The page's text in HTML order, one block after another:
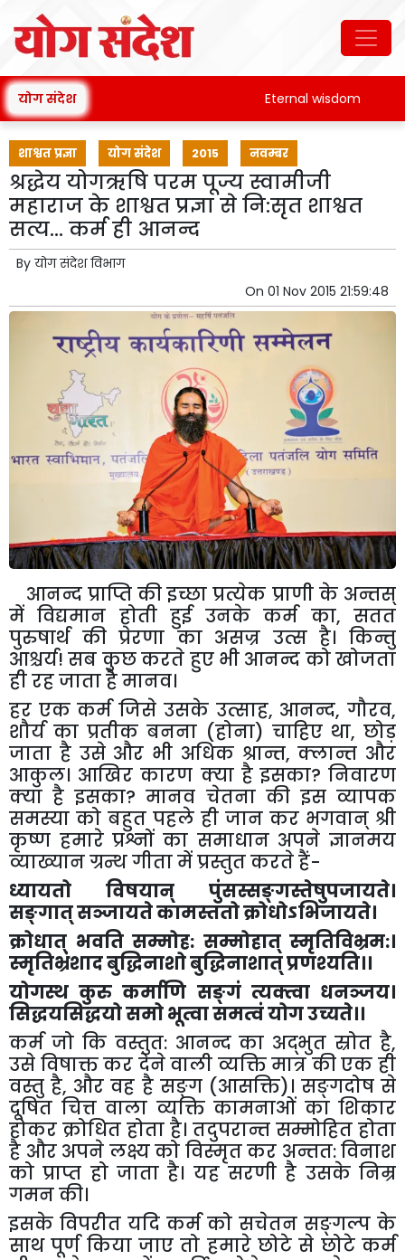
योग संदेश Eternal wisdom
शाश्वत प्रज्ञा योग संदेश 2015 नवम्बर
श्रद्धेय योगऋषि परम पूज्य स्वामीजी
महाराज के शाश्वत प्रज्ञा से नि:सृत शाश्वत
सत्य... कर्म ही आनन्द
By योग संदेश विभाग
On 01 Nov 2015 21:59:48
आनन्द प्राप्ति की इच्छा प्रत्येक प्राणी के अन्तस्
में विद्यमान होती हुई उनके कर्म का,सतत
पुरुषार्थ की प्रेरणा का असज्र उत्स है। किन्तु
आश्चर्य! सब कुछ करते हुए भी आनन्द को खोजता
ही रह जाता है मानव।
हर एक कर्म जिसे उसके उत्साह, आनन्द,गौरव,
शौर्य का प्रतीक बनना (होना) चाहिए था,छोड़
जाता है उसे और भी अधिक श्रान्त,क्लान्त और
आकुल। आखिर कारण क्या है इसका?निवारण
क्या है इसका?मानव चेतना की इस व्यापक
समस्या को बहुत पहले ही जान कर भगवान् श्री
कृष्ण हमारे प्रश्नों का समाधान अपने ज्ञानमय
व्याख्यान ग्रन्थ गीता में प्रस्तुत करते हैं-
ध्यायतो विषयान् पुंसस्सङ्गस्तेषुपजायते।
सङ्गात् सञ्जायते कामस्ततो क्रोधोऽभिजायते।
क्रोधात् भवति सम्मोह: सम्मोहात् स्मृतिविभ्रम:।
स्मृतिभ्रंशाद बुद्धिनाशो बुद्धिनाशात् प्रणश्यति।।
योगस्थ कुरु कर्माणि सङ्गं त्यक्त्वा धनञ्जय।
सिद्धयसिद्धयो समो भूत्वा समत्वं योग उच्यते।।
कर्म जो कि वस्तुत: आनन्द का अद्भुत स्रोत है,
उसे विषाक्त कर देने वाली व्यक्ति मात्र की एक ही
वस्तु है, और वह है सङ्ग (आसक्ति)। सङ्गदोष से
दूषित चित्त वाला व्यक्ति कामनाओं का शिकार
होकर क्रोधित होता है। तदुपरान्त सम्मोहित होता
है और अपने लक्ष्य को विस्मृत कर अन्तत: विनाश
को प्राप्त हो जाता है। यह सरणी है उसके निम्र
गमन की।
इसके विपरीत यदि कर्म को सचेतन सङ्गल्प के
साथ पूर्ण किया जाए तो हमारे छोटे से छोटे कर्म